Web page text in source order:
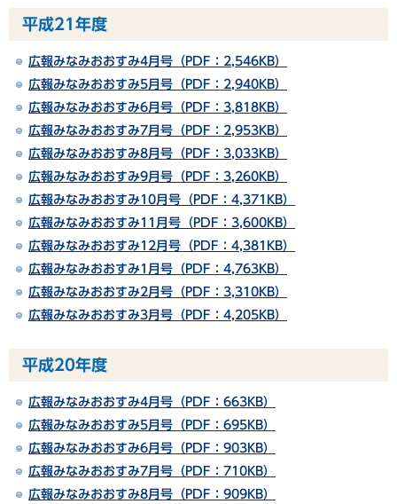
平成21年度
広報みなみおおすみ4月号（PDF：2,546KB）
広報みなみおおすみ5月号（PDF：2,940KB）
広報みなみおおすみ6月号（PDF：3,818KB）
広報みなみおおすみ7月号（PDF：2,953KB）
広報みなみおおすみ8月号（PDF：3,033KB）
広報みなみおおすみ9月号（PDF：3,260KB）
広報みなみおおすみ10月号（PDF：4,371KB）
広報みなみおおすみ11月号（PDF：3,600KB）
広報みなみおおすみ12月号（PDF：4,381KB）
広報みなみおおすみ1月号（PDF：4,763KB）
広報みなみおおすみ2月号（PDF：3,310KB）
広報みなみおおすみ3月号（PDF：4,205KB）
平成20年度
広報みなみおおすみ4月号（PDF：663KB）
広報みなみおおすみ5月号（PDF：695KB）
広報みなみおおすみ6月号（PDF：903KB）
広報みなみおおすみ7月号（PDF：710KB）
広報みなみおおすみ8月号（PDF：909KB）